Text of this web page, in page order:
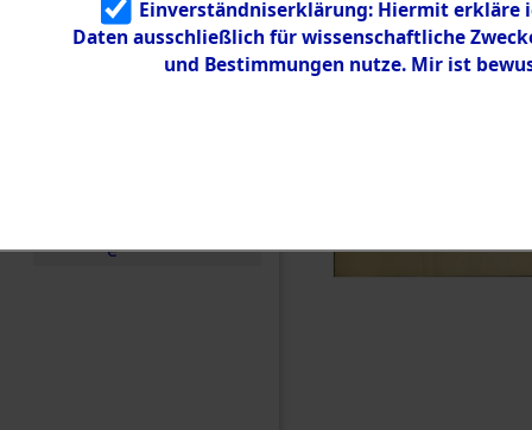
g
5.3.3
Todesmärsch
e
Einverständniserklärung: Hiermit erkläre
Daten ausschließlich für wissenschaftliche
und Bestimmungen nutze. Mir ist